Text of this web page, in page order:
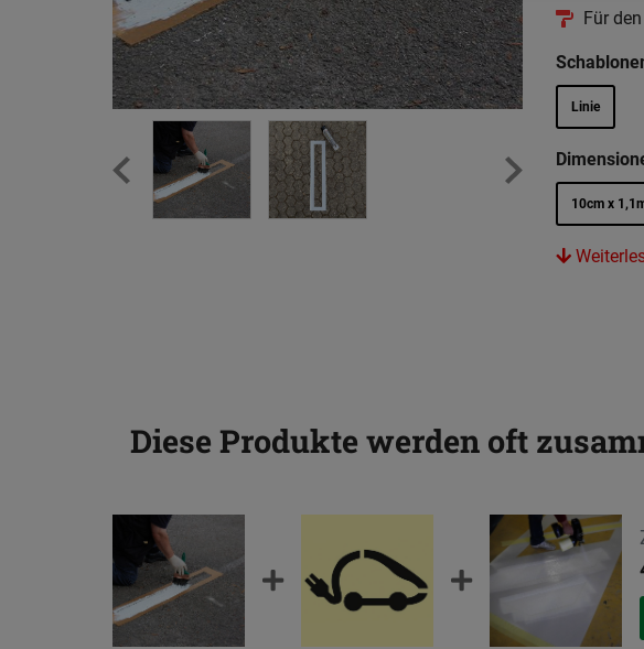
Für
Linie
10cm x
Diese Produkte werden oft